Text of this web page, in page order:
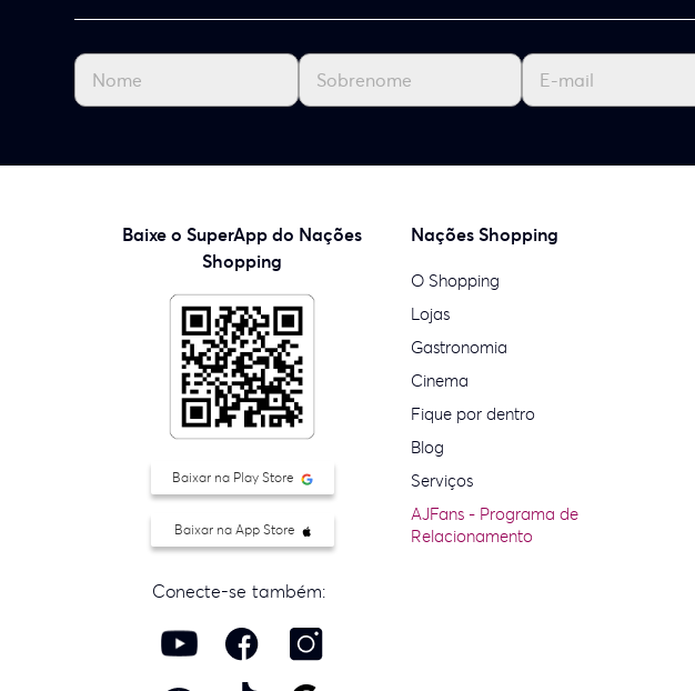
Baixe o SuperApp do Nações
Shopping
Baixar na Play Store
Baixar na App Store
Conecte-se também:
Nações Shopping
O Shopping
Lojas
Gastronomia
Cinema
Fique por dentro
Blog
Serviços
AJFans - Programa de
Relacionamento